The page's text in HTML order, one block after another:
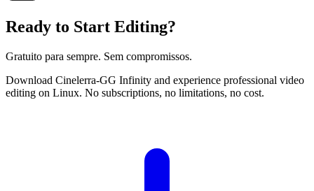
Ready to Start Editing?
Gratuito para sempre. Sem compromissos.
Download Cinelerra-GG Infinity and experience professional video
editing on Linux. No subscriptions, no limitations, no cost.